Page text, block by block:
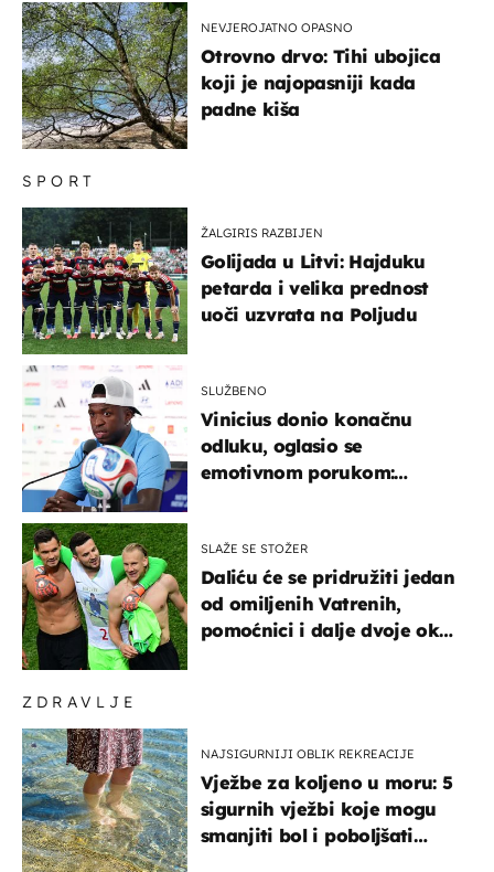
ZDRAVLJE
NAJSIGURNIJI OBLIK REKREACIJE
Vježbe za koljeno u moru: 5
sigurnih vježbi koje mogu
smanjiti bol i poboljšati
SPORT
ŽALGIRIS RAZBIJEN
Golijada u Litvi: Hajduku
petarda i velika prednost
uoči uzvrata na Poljudu
SLUŽBENO
Vinicius donio konačnu
odluku, oglasio se
emotivnom porukom:
SLAŽE SE STOŽER
Daliću će se pridružiti jedan
od omiljenih Vatrenih,
pomoćnici i dalje dvoje oko
NEVJEROJATNO OPASNO
Otrovno drvo: Tihi ubojica
koji je najopasniji kada
padne kiša